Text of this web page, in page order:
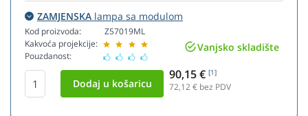
ZAMJENSKA lampa sa modulom
Kod proizvoda:
Kakvoća projekcije:
Pouzdanost:
Z57019ML
Vanjsko skladište
90,15 € [1]
72,12€ bez PDV